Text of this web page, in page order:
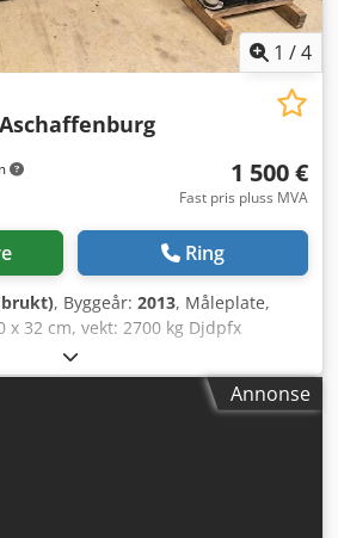
1 /4
1 500 €
Fast pris pluss MVA
Ring
, Byggeår: 2013, Måleplate,
x 32 cm, vekt: 2700 kg Djdpfx
4 stk. hydrauliske støtdempere
Annonse